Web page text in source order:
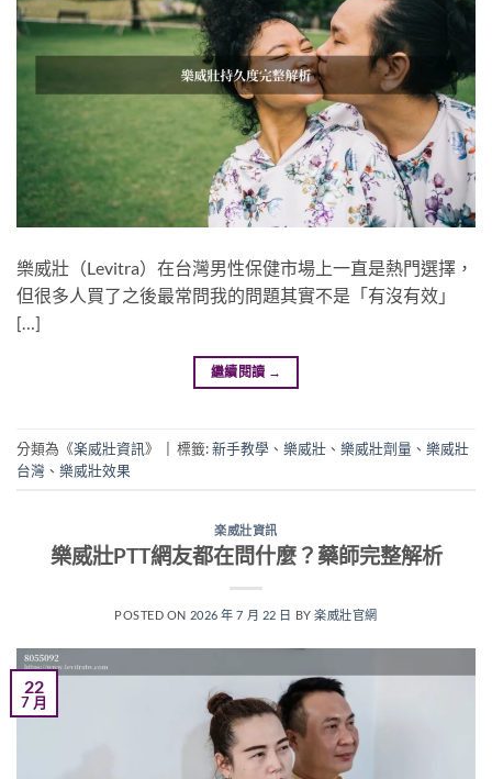
樂威壯（Levitra）在台灣男性保健市場上一直是熱門選擇，
但很多人買了之後最常問我的問題其實不是「有沒有效」
[…]
繼續閱讀 →
分類為《楽威壯資訊》 | 標籤:新手教學 、 樂威壯 、 樂威壯劑量 、 樂威壯
台灣 、 樂威壯效果
楽威壯資訊
樂威壯PTT網友都在問什麼？藥師完整解析
POSTED ON 2026 年 7 月 22 日 BY楽威壯官網
22
7 月